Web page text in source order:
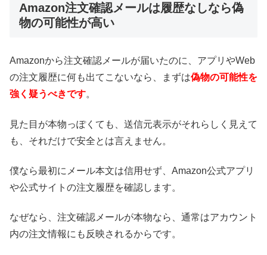
Amazon注文確認メールは履歴なしなら偽
物の可能性が高い
Amazonから注文確認メールが届いたのに、アプリやWeb
の注文履歴に何も出てこないなら、まずは偽物の可能性を
強く疑うべきです。
見た目が本物っぽくても、送信元表示がそれらしく見えて
も、それだけで安全とは言えません。
僕なら最初にメール本文は信用せず、Amazon公式アプリ
や公式サイトの注文履歴を確認します。
なぜなら、注文確認メールが本物なら、通常はアカウント
内の注文情報にも反映されるからです。